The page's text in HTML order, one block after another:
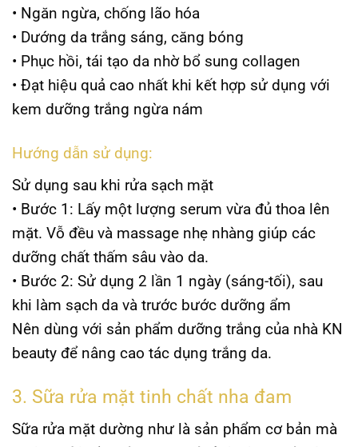
• Ngăn ngừa, chống lão hóa
• Dướng da trắng sáng, căng bóng
• Phục hồi, tái tạo da nhờ bổ sung collagen
• Đạt hiệu quả cao nhất khi kết hợp sử dụng với
kem dưỡng trắng ngừa nám
Hướng dẫn sử dụng:
Sử dụng sau khi rửa sạch mặt
• Bước 1: Lấy một lượng serum vừa đủ thoa lên
mặt. Vỗ đều và massage nhẹ nhàng giúp các
dưỡng chất thấm sâu vào da.
• Bước 2: Sử dụng 2 lần 1 ngày (sáng-tối), sau
khi làm sạch da và trước bước dưỡng ẩm
Nên dùng với sản phẩm dưỡng trắng của nhà KN
beauty để nâng cao tác dụng trắng da.
3. Sữa rửa mặt tinh chất nha đam
Sữa rửa mặt dường như là sản phẩm cơ bản mà